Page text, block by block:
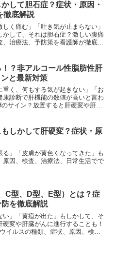
して胆石症？症状・原因・
徹底解説
く痛む」「吐き気が止まらない」
かして、それは胆石症？激しい腹痛
治療法、予防策を看護師が徹底解
？非アルコール性脂肪性肝
と最新対策
重く、何もする気が起きない」「お
診断で肝機能の数値が高いと言わ
サイン？放置すると肝硬変や肝が
しかして肝硬変？症状・原
る」「皮膚が黄色くなってきた」も
原因、検査、治療法、日常生活でで
C型、D型、E型）とは？症
を徹底解説
い」「黄疸が出た」もしかして、そ
変や肝臓がんに進行することも！
イルスの種類、症状、原因、検